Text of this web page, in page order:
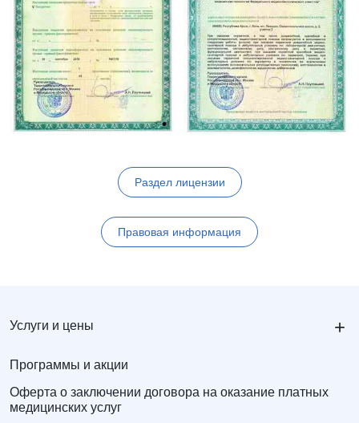
Раздел лицензии
Правовая информация
Услуги и цены +
Программы и акции
Оферта о заключении договора на оказание платных
медицинских услуг